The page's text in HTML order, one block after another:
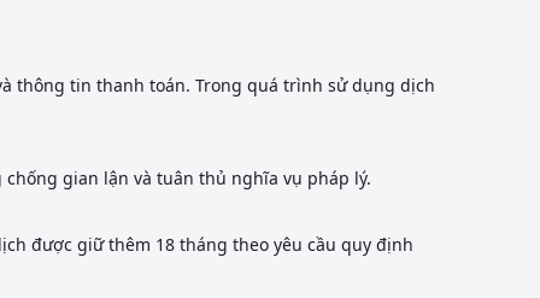
thông tin thanh toán. Trong quá trình sử dụng dịch
gian lận và tuân thủ nghĩa vụ pháp lý.
được giữ thêm 18 tháng theo yêu cầu quy định